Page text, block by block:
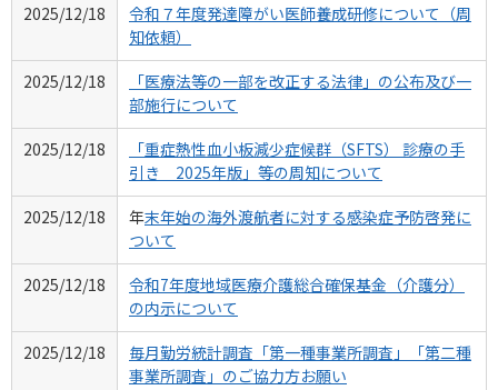
2025/12/18
令和７年度発達障がい医師養成研修について（周
知依頼）
2025/12/18
「医療法等の⼀部を改正する法律」の公布及び⼀
部施⾏について
2025/12/18
「重症熱性血小板減少症候群（SFTS） 診療の手
引き 2025年版」等の周知について
2025/12/18
年末年始の海外渡航者に対する感染症予防啓発に
ついて
2025/12/18
令和7年度地域医療介護総合確保基金（介護分）
の内示について
2025/12/18
毎月勤労統計調査「第一種事業所調査」「第二種
事業所調査」のご協力方お願い